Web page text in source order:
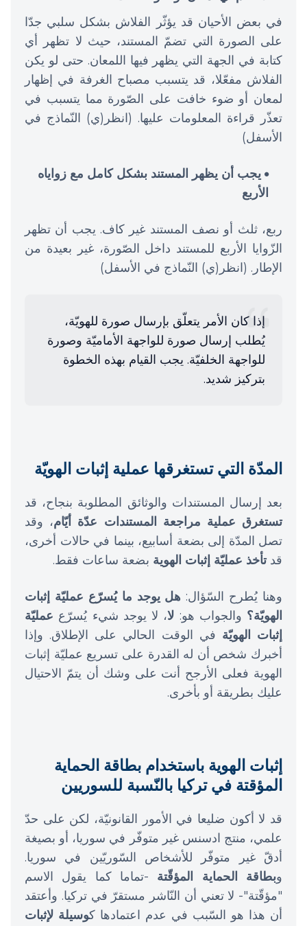
في بعض الأحيان قد يؤثّر الفلاش بشكل سلبي جدّا
على الصورة التي تضمّ المستند، حيث لا تظهر أي
كتابة في الجهة التي يظهر فيها اللمعان. حتى لو يكن
الفلاش مفعّلا، قد يتسبب مصباح الغرفة في إظهار
لمعان أو ضوء خافت على الصّورة مما يتسبب في
تعذّر قراءة المعلومات عليها. (انظر(ي) النّماذج في
الأسفل)
يجب أن يظهر المستند بشكل كامل مع زواياه
الأربع
ربع، ثلث أو نصف المستند غير كاف. يجب أن تظهر
الزّوايا الأربع للمستند داخل الصّورة، غير بعيدة من
الإطار. (انظر(ي) النّماذج في الأسفل)
إذا كان الأمر يتعلّق بإرسال صورة للهويّة،
يُطلب إرسال صورة للواجهة الأماميّة وصورة
للواجهة الخلفيّة. يجب القيام بهذه الخطوة
بتركيز شديد.
المدّة التي تستغرقها عملية إثبات الهويّة
بعد إرسال المستندات والوثائق المطلوبة بنجاح، قد
تستغرق عملية مراجعة المستندات عدّة أيّام، وقد
تصل المدّة إلى بضعة أسابيع، بينما في حالات أخرى،
قدتأخذ عمليّة إثبات الهوية بضعة ساعات فقط.
وهنا يُطرح السّؤال: هل يوجد ما يُسرّع عمليّة إثبات
الهويّة؟ والجواب هو: لا، لا يوجد شيء يُسرّع عمليّة
إثبات الهويّة في الوقت الحالي على الإطلاق. وإذا
أخبرك شخص أن له القدرة على تسريع عمليّة إثبات
الهوية فعلى الأرجح أنت على وشك أن يتمّ الاحتيال
عليك بطريقة أو بأخرى.
إثبات الهوية باستخدام بطاقة الحماية
المؤقتة في تركيا بالنّسبة للسوريين
قد لا أكون ضليعا في الأمور القانونيّة، لكن على حدّ
علمي، منتج ادسنس غير متوفّر في سوريا، أو بصيغة
أدقّ غير متوفّر للأشخاص السّوريّين في سوريا.
وبطاقة الحماية المؤقّتة -تماما كما يقول الاسم
"مؤقّتة"- لا تعني أن النّاشر مستقرّ في تركيا. وأعتقد
أن هذا هو السّبب في عدم اعتمادها كوسيلة لإثبات